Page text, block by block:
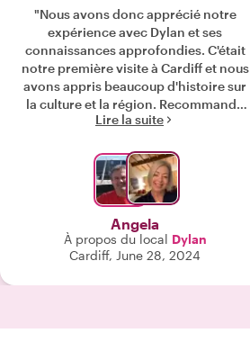
"Nous avons donc apprécié notre
expérience avec Dylan et ses
connaissances approfondies. C'était
notre première visite à Cardiff et nous
avons appris beaucoup d'histoire sur
la culture et la région. Recommande
fortement! Merci Dylan!"
Lire la suite
Angela
À propos du local Dylan
Cardiff, June 28, 2024